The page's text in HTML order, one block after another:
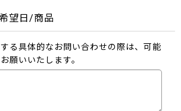
望日/商品
る具体的なお問い合わせの際は、可能
願いいたします。